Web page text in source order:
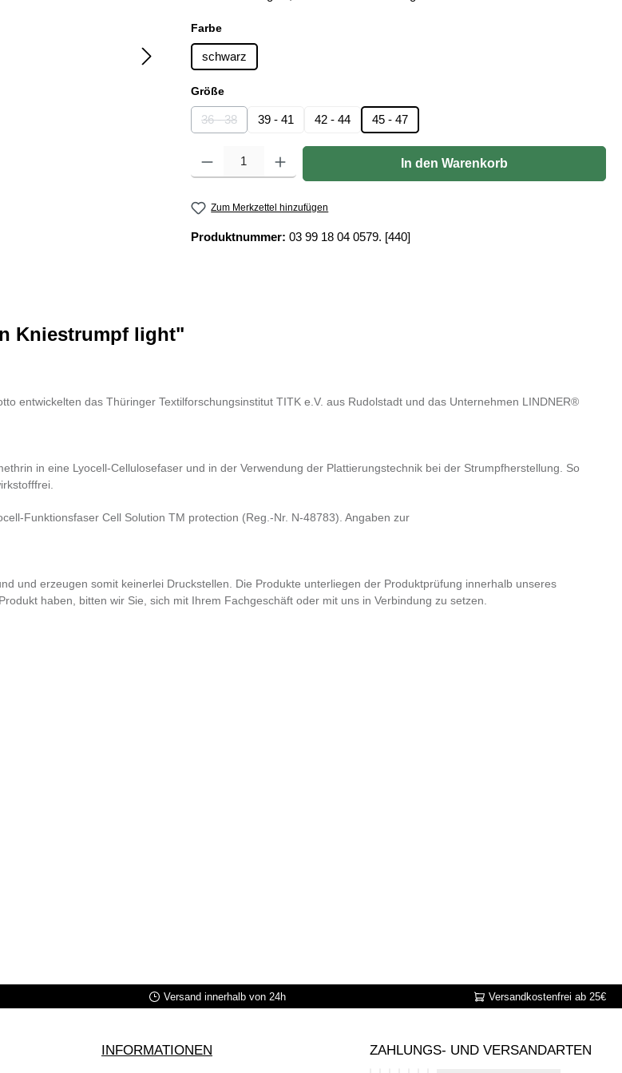
Farbeauswählen
schwarz
Größeauswählen
36 - 38
(Diese Option ist zurzeit nicht verfügbar.)
39 - 41 42 - 44 45 - 47
Produkt Anzahl: Gib den gewünschten Wert ein oder benutze die Schaltflächen um die Anzahl zu
In den Warenkorb
Zum Merkzettel hinzufügen
Produktnummer: 03 99 18 04 0579. [440]
Kniestrumpf light"
entwickelten das Thüringer Textilforschungsinstitut TITK e.V. aus Rudolstadt und das Unternehmen LINDNER®
in eine Lyocell-Cellulosefaser und in der Verwendung der Plattierungstechnik bei der Strumpfherstellung. So
Funktionsfaser Cell Solution TM protection (Reg.-Nr. N-48783). Angaben zur
und erzeugen somit keinerlei Druckstellen. Die Produkte unterliegen der Produktprüfung innerhalb unseres
haben, bitten wir Sie, sich mit Ihrem Fachgeschäft oder mit uns in Verbindung zu setzen.
Versand innerhalb von 24h Versandkostenfrei ab 25€
INFORMATIONEN ZAHLUNGS- UND VERSANDARTEN